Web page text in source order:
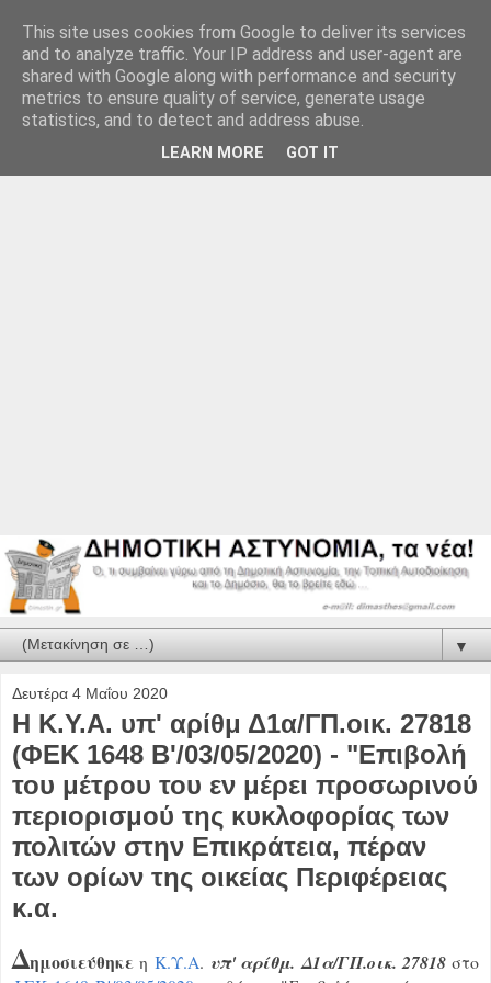
▼
Δευτέρα 4 Μαΐου 2020
H K.Y.A. υπ' αρίθμ Δ1α/ΓΠ.οικ. 27818
(ΦΕΚ 1648 Β'/03/05/2020) - "Επιβολή
του μέτρου του εν μέρει προσωρινού
περιορισμού της κυκλοφορίας των
πολιτών στην Επικράτεια, πέραν
των ορίων της οικείας Περιφέρειας
κ.α.
Δημοσιεύθηκε η Κ.Υ.Α. υπ' αρίθμ. Δ1α/ΓΠ.οικ. 27818 στο
This site uses cookies from Google to deliver its services
and to analyze traffic. Your IP address and user-agent are
shared with Google along with performance and security
metrics to ensure quality of service, generate usage
statistics, and to detect and address abuse.
LEARN MORE GOT IT